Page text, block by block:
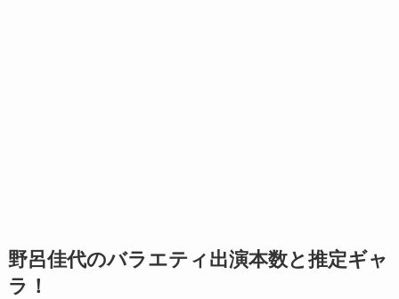
野呂佳代のバラエティ出演本数と推定ギャ
ラ！